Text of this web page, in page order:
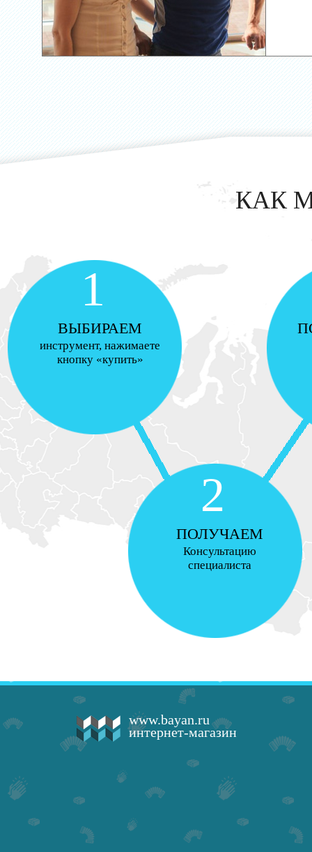
КАК
1
ВЫБИРАЕМ
инструмент, нажимаете
кнопку «купить»
2
ПОЛУЧАЕМ
Консультацию
специалиста
www.bayan.ru
интернет-магазин